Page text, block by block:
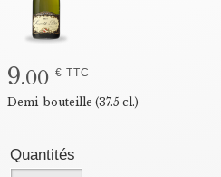
9.00 € TTC
Demi-bouteille (37.5 cl.)
Quantités